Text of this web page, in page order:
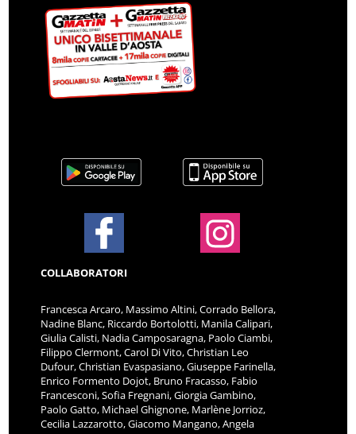
COLLABORATORI
Francesca Arcaro, Massimo Altini, Corrado Bellora,
Nadine Blanc, Riccardo Bortolotti, Manila Calipari,
Giulia Calisti, Nadia Camposaragna, Paolo Ciambi,
Filippo Clermont, Carol Di Vito, Christian Leo
Dufour, Christian Evaspasiano, Giuseppe Farinella,
Enrico Formento Dojot, Bruno Fracasso, Fabio
Francesconi, Sofia Fregnani, Giorgia Gambino,
Paolo Gatto, Michael Ghignone, Marlène Jorrioz,
Cecilia Lazzarotto, Giacomo Mangano, Angela